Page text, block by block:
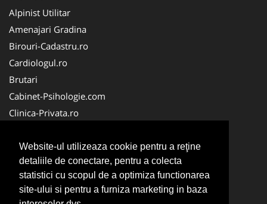
Website-ul utilizeaza cookie pentru a reţine
detaliile de conectare, pentru a colecta
statistici cu scopul de a optimiza functionarea
site-ului si pentru a furniza marketing in baza
Alpinist Utilitar
Amenajari Gradina
Birouri-Cadastru.ro
Cardiologul.ro
Brutari
Cabinet-Psihologie.com
Clinica-Privata.ro
Cabinet-Individual.ro
CentruInchirieri.ro
Echipamente Romania
MedicAcupunctura.ro